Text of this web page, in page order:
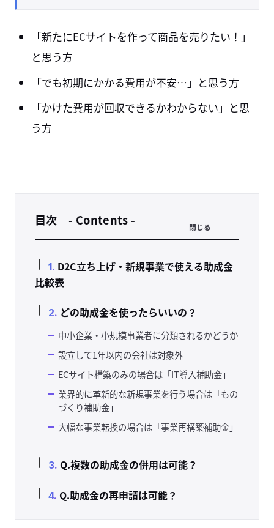
「新たにECサイトを作って商品を売りたい！」
と思う方
「でも初期にかかる費用が不安…」と思う方
「かけた費用が回収できるかわからない」と思
う方
閉じる
目次 - Contents -
D2C立ち上げ・新規事業で使える助成金
比較表
どの助成金を使ったらいいの？
中小企業・小規模事業者に分類されるかどうか
設立して1年以内の会社は対象外
ECサイト構築のみの場合は「IT導入補助金」
業界的に革新的な新規事業を行う場合は「もの
づくり補助金」
大幅な事業転換の場合は「事業再構築補助金」
Q.複数の助成金の併用は可能？
Q.助成金の再申請は可能？